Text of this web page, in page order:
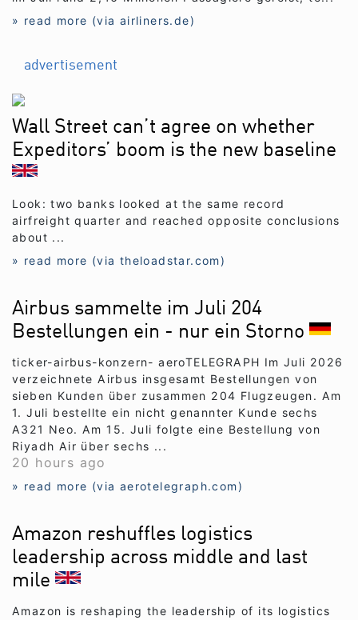
» read more (via airliners.de)
advertisement
Wall Street can’t agree on whether
Expeditors’ boom is the new baseline
Look: two banks looked at the same record
airfreight quarter and reached opposite conclusions
about ...
» read more (via theloadstar.com)
Airbus sammelte im Juli 204
Bestellungen ein - nur ein Storno
ticker-airbus-konzern- aeroTELEGRAPH Im Juli 2026
verzeichnete Airbus insgesamt Bestellungen von
sieben Kunden über zusammen 204 Flugzeugen. Am
1. Juli bestellte ein nicht genannter Kunde sechs
A321 Neo. Am 15. Juli folgte eine Bestellung von
Riyadh Air über sechs ...
20 hours ago
» read more (via aerotelegraph.com)
Amazon reshuffles logistics
leadership across middle and last
mile
Amazon is reshaping the leadership of its logistics